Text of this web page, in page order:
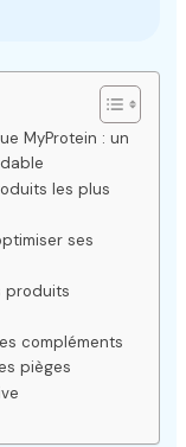
MyProtein : un
les plus
ses
produits
compléments
pièges